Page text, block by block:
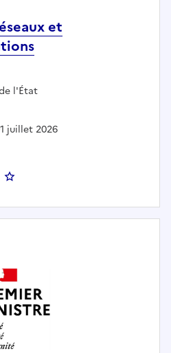
et
l'État
juillet 2026
: Technicien en réseaux et